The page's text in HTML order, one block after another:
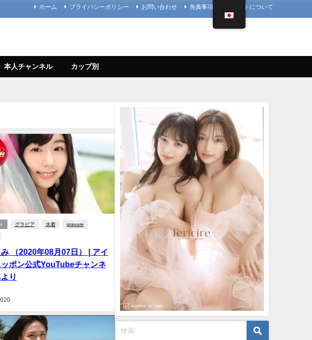
ホーム プライバシーポリシー お問い合わせ 免責事項 当サイトについて
本人チャンネル カップ別
グラビア 水着 gravure
み （2020年08月07日） | アイ
ッポン公式YouTubeチャンネ
り